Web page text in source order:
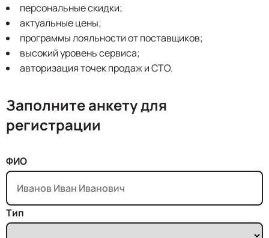
персональные скидки;
актуальные цены;
программы лояльности от поставщиков;
высокий уровень сервиса;
авторизация точек продаж и СТО.
Заполните анкету для
регистрации
ФИО
Тип